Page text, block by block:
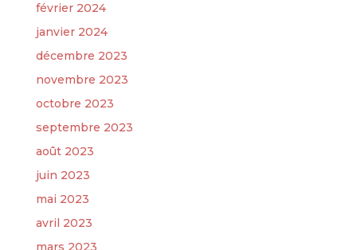
février 2024
janvier 2024
décembre 2023
novembre 2023
octobre 2023
septembre 2023
août 2023
juin 2023
mai 2023
avril 2023
mars 2023